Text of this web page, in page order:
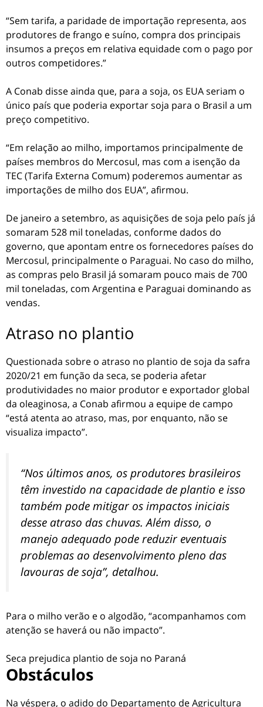
“Sem tarifa, a paridade de importação representa, aos
produtores de frango e suíno, compra dos principais
insumos a preços em relativa equidade com o pago por
outros competidores.”
A Conab disse ainda que, para a soja, os EUA seriam o
único país que poderia exportar soja para o Brasil a um
preço competitivo.
“Em relação ao milho, importamos principalmente de
países membros do Mercosul, mas com a isenção da
TEC (Tarifa Externa Comum) poderemos aumentar as
importações de milho dos EUA”, afirmou.
De janeiro a setembro, as aquisições de soja pelo país já
somaram 528 mil toneladas, conforme dados do
governo, que apontam entre os fornecedores países do
Mercosul, principalmente o Paraguai. No caso do milho,
as compras pelo Brasil já somaram pouco mais de 700
mil toneladas, com Argentina e Paraguai dominando as
vendas.
Atraso no plantio
Questionada sobre o atraso no plantio de soja da safra
2020/21 em função da seca, se poderia afetar
produtividades no maior produtor e exportador global
da oleaginosa, a Conab afirmou a equipe de campo
“está atenta ao atraso, mas, por enquanto, não se
visualiza impacto”.
“Nos últimos anos, os produtores brasileiros
têm investido na capacidade de plantio e isso
também pode mitigar os impactos iniciais
desse atraso das chuvas. Além disso, o
manejo adequado pode reduzir eventuais
problemas ao desenvolvimento pleno das
lavouras de soja”, detalhou.
Para o milho verão e o algodão, “acompanhamos com
atenção se haverá ou não impacto”.
Seca prejudica plantio de soja no Paraná
Obstáculos
Na véspera, o adido do Departamento de Agricultura